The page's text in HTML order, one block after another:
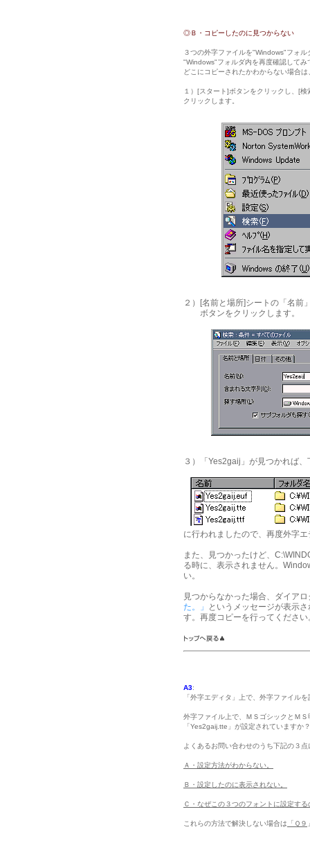
◎Ｂ・コピーしたのに見つからない
３つの外字ファイルを"Windows"フォ
"Windows"フォルダ内を再度確認してみ
どこにコピーされたかわからない場合
１）[スタート]ボタンをクリックし、[
クリックします。
２）[名前と場所]シートの「名前
ボタンをクリックします。
３）「Yes2gaij」が見つかれば
に行われましたので、再度外字
また、見つかったけど、
る時に、表示されません。
い。
見つからなかった場合、ダイア
た。」
というメッセージが表示
す。再度コピーを行ってください
A3:
「外字エディタ」上で、外字ファイル
外字ファイル上で、ＭＳゴシックとＭ
「Yes2gaij.tte」が設定されていますか？
よくあるお問い合わせのうち下記の３
Ａ・設定方法がわからない。
Ｂ・設定したのに表示されない。
Ｃ・なぜこの３つのフォントに設定する
これらの方法で解決しない場合は 「Ｑ９